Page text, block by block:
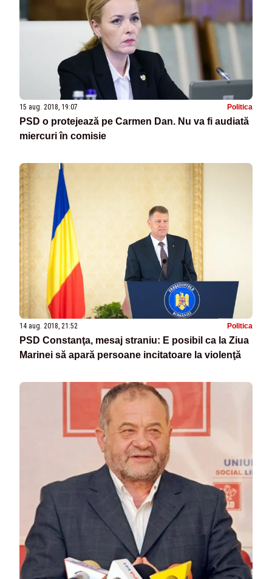
15 aug. 2018, 19:07 Politica
PSD o protejează pe Carmen Dan. Nu va fi audiată
miercuri în comisie
14 aug. 2018, 21:52 Politica
PSD Constanţa, mesaj straniu: E posibil ca la Ziua
Marinei să apară persoane incitatoare la violenţă